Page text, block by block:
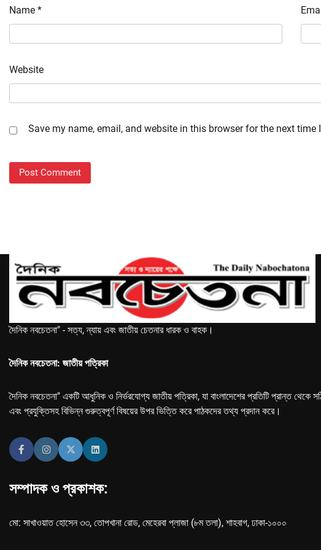
Name *
Website
Save my name, email, and website in this browser for the next time
দৈনিক নবচেতনা" - সত্য, ন্যায় এবং জাতীয় চেতনার ধারক ও বাহক।
দৈনিক নবচেতনা: জাতীয় পত্রিকা
দৈনিক নবচেতনা" একটি আধুনিক ও নির্ভরযোগ্য জাতীয় পত্রিকা, যা বাংলাদেশের প্রতিটি প্রান্ত থেকে
এবং প্রযুক্তিসহ বিভিন্ন গুরুত্বপূর্ণ বিষয়ের উপর ভিত্তি করে পাঠকদের তথ্য প্রদান করে।
সম্পাদক ও প্রকাশক:
মো: সাখাওয়াত হোসেন ৩৩, তোপখানা রোড, মেহেরবা প্লাজা (৮ম তলা), শাহবাগ, ঢাকা-১০০০